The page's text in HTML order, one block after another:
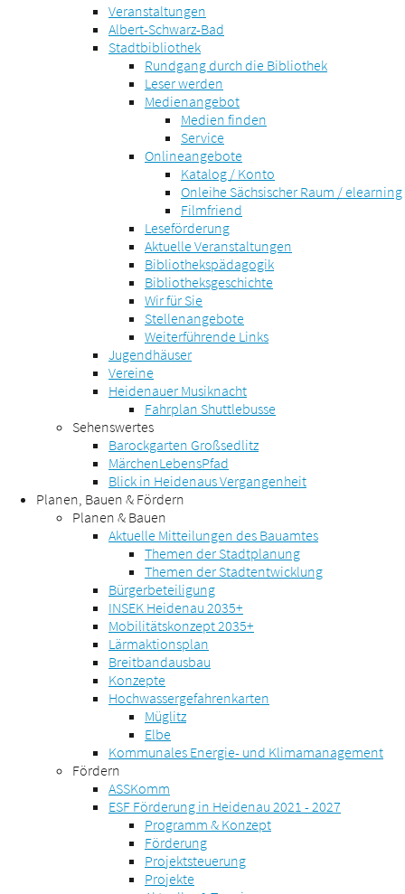
Veranstaltungen
Albert-Schwarz-Bad
Stadtbibliothek
Rundgang durch die Bibliothek
Leser werden
Medienangebot
Medien finden
Service
Onlineangebote
Katalog / Konto
Onleihe Sächsischer Raum / elearning
Filmfriend
Leseförderung
Aktuelle Veranstaltungen
Bibliothekspädagogik
Bibliotheksgeschichte
Wir für Sie
Stellenangebote
Weiterführende Links
Jugendhäuser
Vereine
Heidenauer Musiknacht
Fahrplan Shuttlebusse
Sehenswertes
Barockgarten Großsedlitz
MärchenLebensPfad
Blick in Heidenaus Vergangenheit
Planen, Bauen & Fördern
Planen & Bauen
Aktuelle Mitteilungen des Bauamtes
Themen der Stadtplanung
Themen der Stadtentwicklung
Bürgerbeteiligung
INSEK Heidenau 2035+
Mobilitätskonzept 2035+
Lärmaktionsplan
Breitbandausbau
Konzepte
Hochwassergefahrenkarten
Müglitz
Elbe
Kommunales Energie- und Klimamanagement
Fördern
ASSKomm
ESF Förderung in Heidenau 2021 - 2027
Programm & Konzept
Förderung
Projektsteuerung
Projekte